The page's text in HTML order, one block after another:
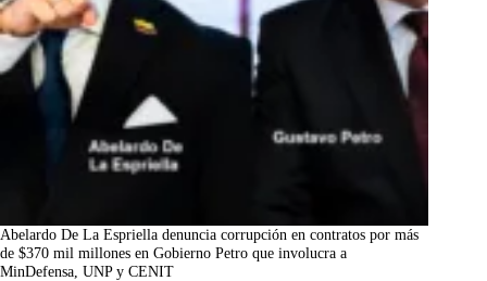
Abelardo De La Espriella denuncia corrupción en contratos por más
de $370 mil millones en Gobierno Petro que involucra a
MinDefensa, UNP y CENIT